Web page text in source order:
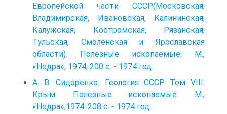
Европейской части СССР(Московская,
Владимирская, Ивановская, Калининская,
Калужская, Костромская, Рязанская,
Тульская, Смоленская и Ярославская
области). Полезные ископаемые. М.,
«Недра», 1974, 200 с. - 1974 год
А. В. Сидоренко. Геология СССР. Том VIII.
Крым. Полезные ископаемые. М.,
«Недра»,1974. 208 с. - 1974 год